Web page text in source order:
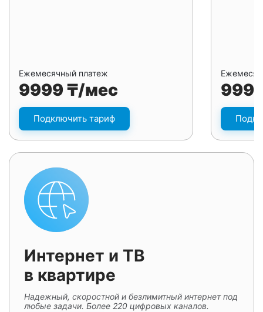
Ежемесячный платеж
9999 ₸/мес
Подключить тариф
Интернет и ТВ
в квартире
Надежный, скоростной и безлимитный интернет под
любые задачи. Более 220 цифровых каналов.